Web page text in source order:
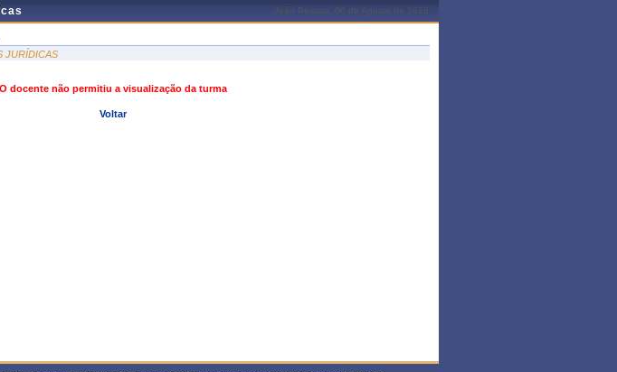
João Pessoa, 06 de Agosto de 2026
JURÍDICAS
O docente não permitiu a visualização da turma
Voltar